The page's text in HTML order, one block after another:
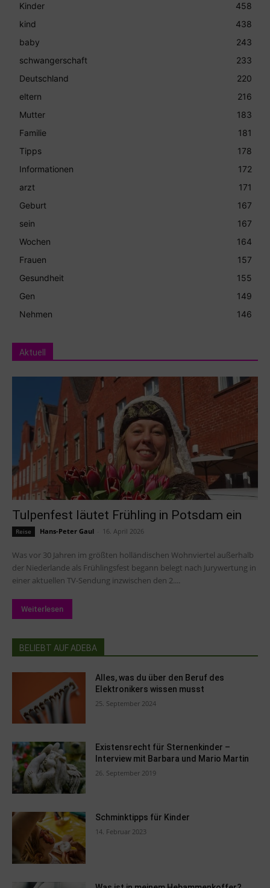
Kinder
458
kind
438
baby
243
schwangerschaft
233
Deutschland
220
eltern
216
Mutter
183
Familie
181
Tipps
178
Informationen
172
arzt
171
Geburt
167
sein
167
Wochen
164
Frauen
157
Gesundheit
155
Gen
149
Nehmen
146
Aktuell
Tulpenfest läutet Frühling in Potsdam ein
Reise Hans-Peter Gaul 16. April 2026
Was vor 30 Jahren im größten holländischen Wohnviertel außerhalb
der Niederlande als Frühlingsfest begann belegt nach Jurywertung in
einer aktuellen TV-Sendung inzwischen den 2....
Weiterlesen
BELIEBT AUF ADEBA
Alles, was du über den Beruf des
Elektronikers wissen musst
25. September 2024
Existensrecht für Sternenkinder –
Interview mit Barbara und Mario Martin
26. September 2019
Schminktipps für Kinder
14. Februar 2023